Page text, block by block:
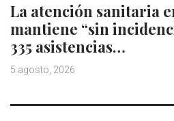
La atención sanitaria
mantiene “sin
335 asistencias…
5 agosto, 2026